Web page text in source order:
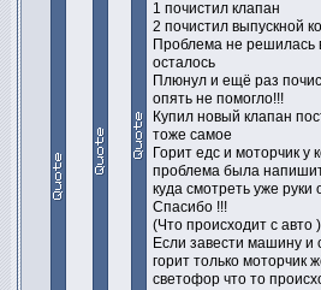
1 почистил клапан
2 почистил выпускной
Проблема не решилась
осталось
Плюнул и ещё раз
опять не помогло!!!
Купил новый клапан
тоже самое
Горит едс и моторчик у
проблема была
куда смотреть уже руки
Спасибо !!!
(Что происходит с авто )
Если завести машину и
горит только моторчик
светофор что то